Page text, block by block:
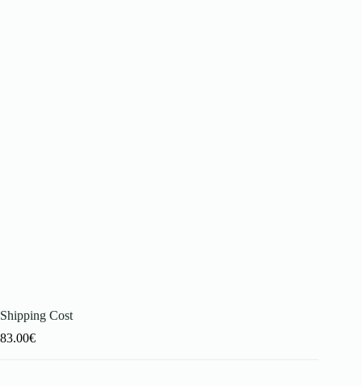
Shipping Cost
83.00€